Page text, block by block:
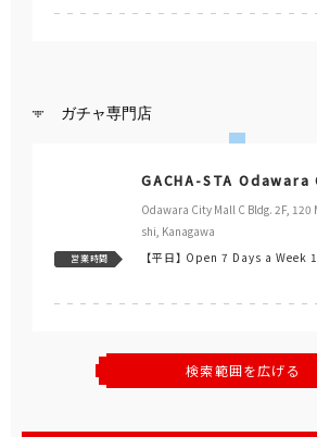
ガチャ専門店
GACHA-STA
Odawara City Mall C Bldg. 2F,
shi, Kanagawa
営業時間 【平日】 Open 7 Days a Week
検索範囲を広げる